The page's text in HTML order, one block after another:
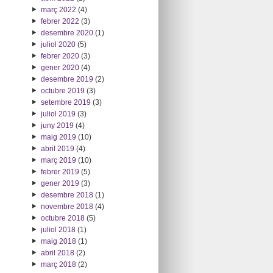
març 2022 (4)
febrer 2022 (3)
desembre 2020(1)
juliol 2020(5)
febrer 2020(3)
gener 2020(4)
desembre 2019 (2)
octubre 2019 (3)
setembre 2019 (3)
juliol 2019 (3)
juny 2019 (4)
maig 2019 (10)
abril 2019 (4)
març 2019 (10)
febrer 2019 (5)
gener 2019 (3)
desembre 2018(1)
novembre 2018(4)
octubre 2018(5)
juliol 2018(1)
maig 2018(1)
abril 2018(2)
març 2018(2)